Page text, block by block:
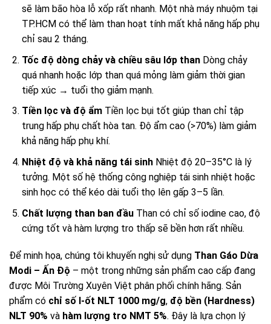
sẽ làm bão hòa lỗ xốp rất nhanh. Một nhà máy nhuộm tại
TP.HCM có thể làm than hoạt tính mất khả năng hấp phụ
chỉ sau 2 tháng.
Tốc độ dòng chảy và chiều sâu lớp thanDòng chảy
quá nhanh hoặc lớp than quá mỏng làm giảm thời gian
tiếp xúc → tuổi thọ giảm mạnh.
Tiền lọc và độ ẩmTiền lọc bụi tốt giúp than chỉ tập
trung hấp phụ chất hòa tan. Độ ẩm cao (>70%) làm giảm
khả năng hấp phụ khí.
Nhiệt độ và khả năng tái sinhNhiệt độ 20–35°C là lý
tưởng. Một số hệ thống công nghiệp tái sinh nhiệt hoặc
sinh học có thể kéo dài tuổi thọ lên gấp 3–5 lần.
Chất lượng than ban đầuThan có chỉ số iodine cao, độ
cứng tốt và hàm lượng tro thấp sẽ bền hơn rất nhiều.
Để minh họa, chúng tôi khuyến nghị sử dụng Than Gáo Dừa
Modi – Ấn Độ – một trong những sản phẩm cao cấp đang
được Môi Trường Xuyên Việt phân phối chính hãng. Sản
phẩm có chỉ số I-ốt NLT 1000 mg/g, độ bền (Hardness)
NLT 90% và hàm lượng tro NMT 5%. Đây là lựa chọn lý